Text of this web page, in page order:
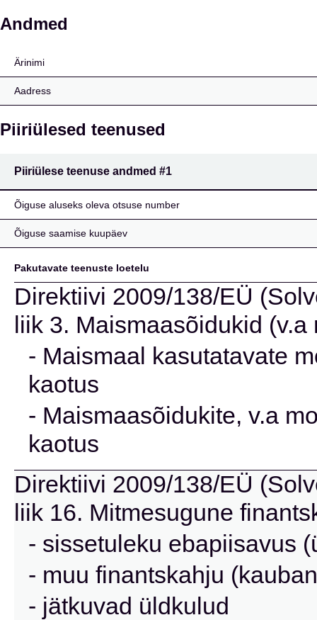
Intesa Sanpaolo
Andmed
Ärinimi
Aadress
Piiriülesed teenused
Piiriülese teenuse andmed #1
Õiguse aluseks oleva otsuse number
Õiguse saamise kuupäev
Pakutavate teenuste loetelu
Direktiivi 2009/138/EÜ
liik 3. Maismaasõidukid
- Maismaal kasutatavate
kaotus
- Maismaasõidukite, v.a
kaotus
Direktiivi 2009/138/EÜ
liik 16. Mitmesugune
- sissetuleku ebapiisavus
- muu finantskahju
- jätkuvad üldkulud